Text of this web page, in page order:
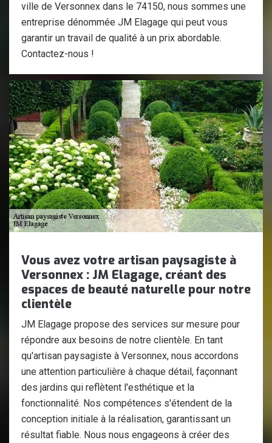
ville de Versonnex dans le 74150, nous sommes une
entreprise dénommée JM Elagage qui peut vous
garantir un travail de qualité à un prix abordable.
Contactez-nous !
Vous avez votre artisan paysagiste à
Versonnex : JM Elagage, créant des
espaces de beauté naturelle pour notre
clientèle
JM Elagage propose des services sur mesure pour
répondre aux besoins de notre clientèle. En tant
qu'artisan paysagiste à Versonnex, nous accordons
une attention particulière à chaque détail, façonnant
des jardins qui reflètent l'esthétique et la
fonctionnalité. Nos compétences s'étendent de la
conception initiale à la réalisation, garantissant un
résultat fiable. Nous nous engageons à créer des